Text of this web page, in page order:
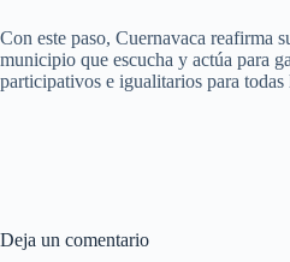
Con este paso, Cuernavaca reafirma
municipio que escucha y actúa para
participativos e igualitarios para todas
Deja un comentario